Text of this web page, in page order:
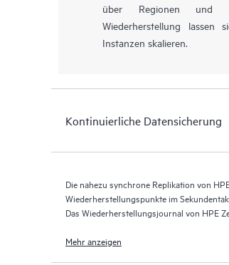
über Regionen und
Wiederherstellung
Instanzen skalieren.
Kontinuierliche Datensicherung
Die nahezu synchrone Replikation von
Wiederherstellungspunkte im
Das Wiederherstellungsjournal von HPE
Mehr anzeigen